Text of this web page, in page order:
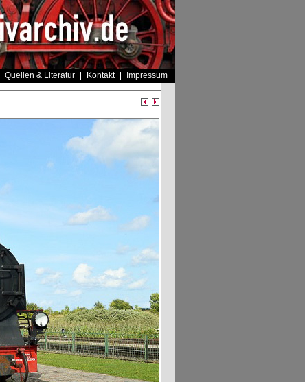
Quellen & Literatur Kontakt Impressum